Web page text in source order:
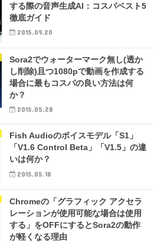
する際の音声生成AI：コスパベスト5
徹底ガイド
2015.09.20
Sora2でウォーターマーク無し(透か
し削除)且つ1080pで動画を作成する
場合に最もコスパの良い方法は何
か？
2015.05.28
Fish Audioのボイスモデル「S1」
「V1.6 Control Beta」「V1.5」の違
いは何か？
2015.05.18
Chromeの「グラフィック アクセラ
レーションが使用可能な場合は使用
する」をOFFにするとSora2の動作
が軽くなる理由